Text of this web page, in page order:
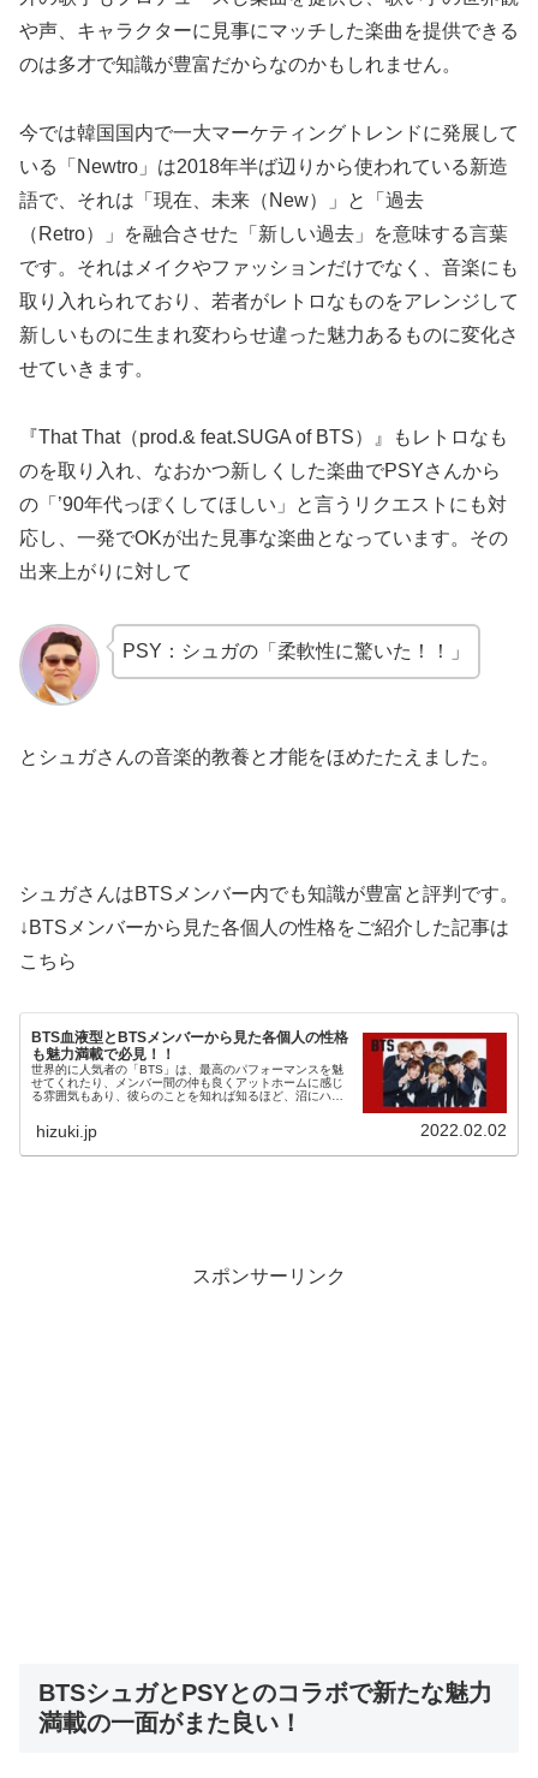
や声、キャラクターに見事にマッチした楽曲を提供できる
のは多才で知識が豊富だからなのかもしれません。
今では韓国国内で一大マーケティングトレンドに発展して
いる「Newtro」は2018年半ば辺りから使われている新造
語で、それは「現在、未来（New）」と「過去
（Retro）」を融合させた「新しい過去」を意味する言葉
です。それはメイクやファッションだけでなく、音楽にも
取り入れられており、若者がレトロなものをアレンジして
新しいものに生まれ変わらせ違った魅力あるものに変化さ
せていきます。
『That That（prod.& feat.SUGA of BTS）』もレトロなも
のを取り入れ、なおかつ新しくした楽曲でPSYさんから
の「’90年代っぽくしてほしい」と言うリクエストにも対
応し、一発でOKが出た見事な楽曲となっています。その
出来上がりに対して
PSY：シュガの「柔軟性に驚いた！！」
とシュガさんの音楽的教養と才能をほめたたえました。
シュガさんはBTSメンバー内でも知識が豊富と評判です。
↓BTSメンバーから見た各個人の性格をご紹介した記事は
こちら
BTS血液型とBTSメンバーから見た各個人の性格
も魅力満載で必見！！
世界的に人気者の「BTS」は、最高のパフォーマンスを魅
せてくれたり、メンバー間の仲も良くアットホームに感じ
る雰囲気もあり、彼らのことを知れば知るほど、沼にハマ
hizuki.jp 2022.02.02
スポンサーリンク
BTSシュガとPSYとのコラボで新たな魅力
満載の一面がまた良い！